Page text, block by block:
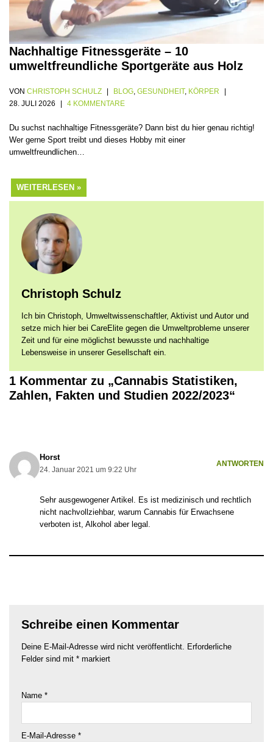
Nachhaltige Fitnessgeräte – 10
umweltfreundliche Sportgeräte aus Holz
VON CHRISTOPH SCHULZ BLOG GESUNDHEIT, KÖRPER
28. JULI 2026
4 KOMMENTARE
Du suchst nachhaltige Fitnessgeräte? Dann bist du hier genau richtig!
Wer gerne Sport treibt und dieses Hobby mit einer
umweltfreundlichen…
WEITERLESEN »
Christoph Schulz
Ich bin Christoph, Umweltwissenschaftler, Aktivist und Autor und
setze mich hier bei CareElite gegen die Umweltprobleme unserer
Zeit und für eine möglichst bewusste und nachhaltige
Lebensweise in unserer Gesellschaft ein.
1 Kommentar zu „Cannabis Statistiken,
Zahlen, Fakten und Studien 2022/2023“
Horst
24. Januar 2021 um 9:22 Uhr
ANTWORTEN
Sehr ausgewogener Artikel. Es ist medizinisch und rechtlich
nicht nachvollziehbar, warum Cannabis für Erwachsene
verboten ist, Alkohol aber legal.
Schreibe einen Kommentar
Deine E-Mail-Adresse wird nicht veröffentlicht. Erforderliche
Felder sind mit * markiert
Name *
E-Mail-Adresse *